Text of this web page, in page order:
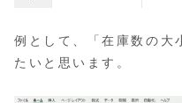
例として、「在庫数の大
たいと思います。